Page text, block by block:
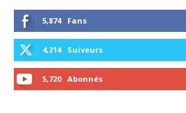
5,874 Fans
4,214 Suiveurs
5,720 Abonnés